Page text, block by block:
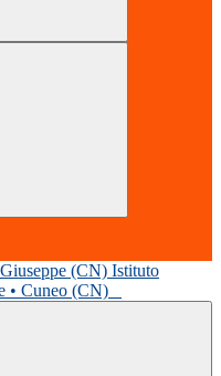
Istituto
• Cuneo (CN)